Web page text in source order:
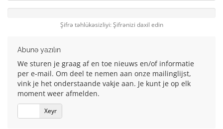
Şifrə təhlükəsizliyi: Şifrənizi daxil edin
Abunə yazılın
We sturen je graag af en toe nieuws en/of informatie
per e-mail. Om deel te nemen aan onze mailinglijst,
vink je het onderstaande vakje aan. Je kunt je op elk
moment weer afmelden.
Xeyr